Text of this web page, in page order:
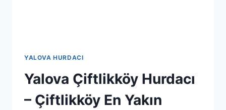
YALOVA HURDACI
Yalova Çiftlikköy Hurdacı
– Çiftlikköy En Yakın